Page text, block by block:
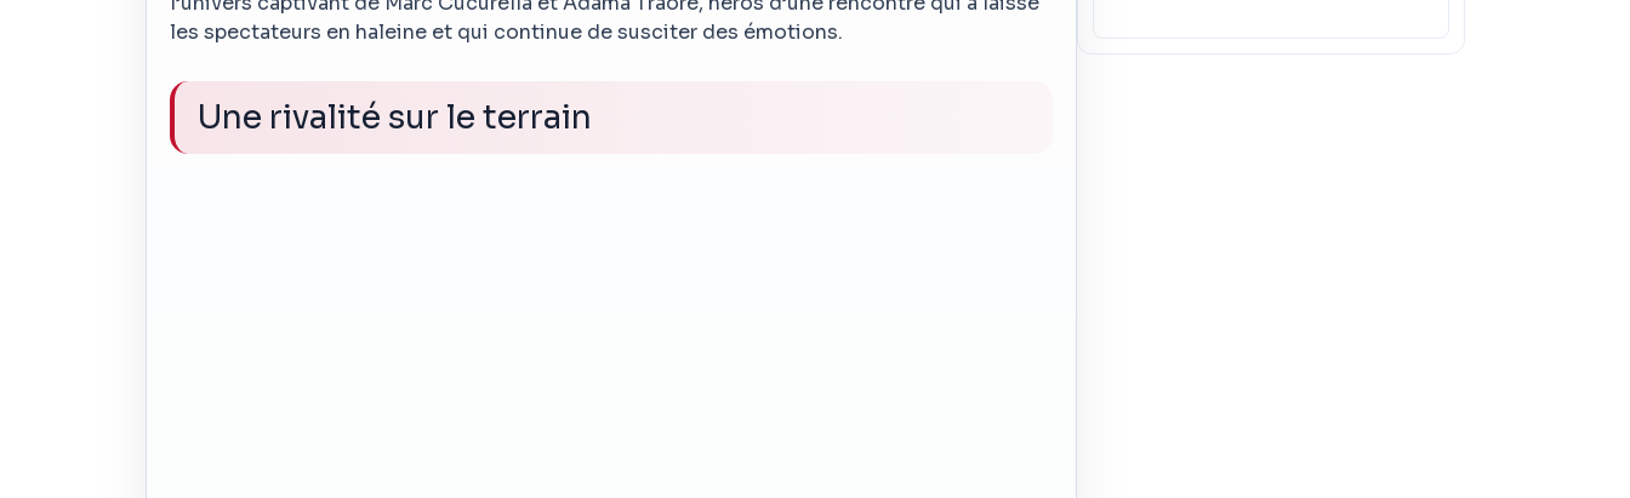
les spectateurs en haleine et qui continue de susciter des émotions.
Une rivalité sur le terrain